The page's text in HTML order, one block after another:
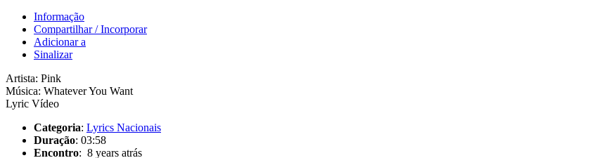
Informação
Compartilhar / Incorporar
Adicionar a
Sinalizar
Artista: Pink
Música: Whatever You Want
Lyric Vídeo
Categoria: Lyrics Nacionais
Duração: 03:58
Encontro: 8 years atrás